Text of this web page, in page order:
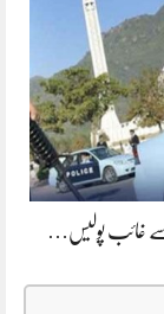
سے غائب پولیس…